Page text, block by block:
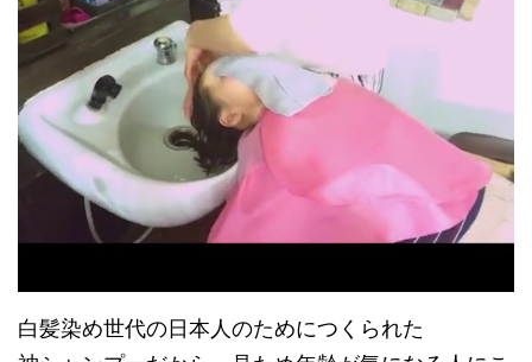
白髪染め世代の日本人のためにつくられた